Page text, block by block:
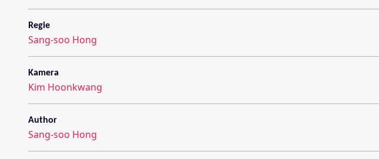
Regie
Sang-soo Hong
Kamera
Kim Hoonkwang
Author
Sang-soo Hong